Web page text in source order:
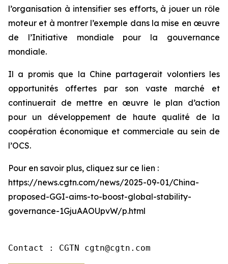
l’organisation à intensifier ses efforts, à jouer un rôle
moteur et à montrer l’exemple dans la mise en œuvre
de l’Initiative mondiale pour la gouvernance
mondiale.
Il a promis que la Chine partagerait volontiers les
opportunités offertes par son vaste marché et
continuerait de mettre en œuvre le plan d’action
pour un développement de haute qualité de la
coopération économique et commerciale au sein de
l’OCS.
Pour en savoir plus, cliquez sur ce lien :
https://news.cgtn.com/news/2025-09-01/China-
proposed-GGI-aims-to-boost-global-stability-
governance-1GjuAAOUpvW/p.html
Contact : CGTN cgtn@cgtn.com